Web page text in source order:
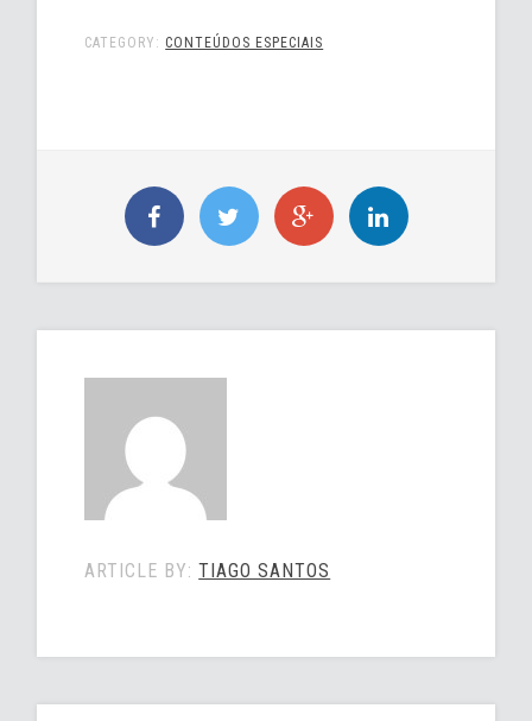
CATEGORY: CONTEÚDOS ESPECIAIS
ARTICLE BY:TIAGO SANTOS